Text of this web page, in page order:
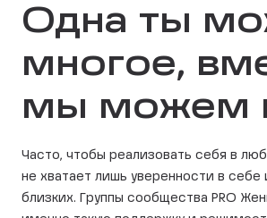
Одна ты
многое,
мы можем
Часто, чтобы реализовать себя в
не хватает лишь уверенности в себе
близких. Группы сообщества PRO